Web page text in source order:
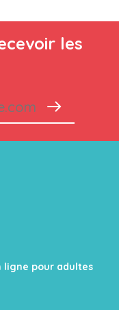
les
ligne pour adultes